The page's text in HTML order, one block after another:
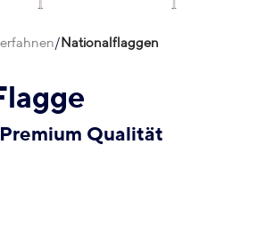
Nationalflaggen
Qualität